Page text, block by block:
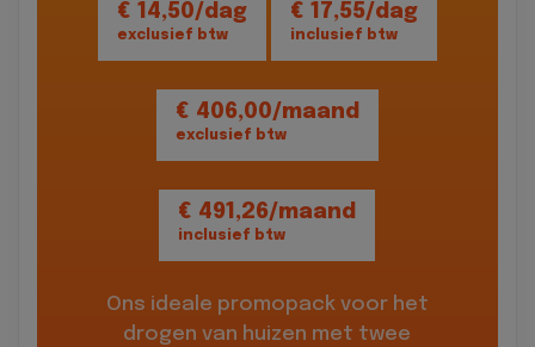
€ 14,50/dag
exclusief btw
€ 17,55/dag
inclusief btw
€ 406,00/maand
exclusief btw
€ 491,26/maand
inclusief btw
Ons ideale promopack voor het
drogen van huizen met twee